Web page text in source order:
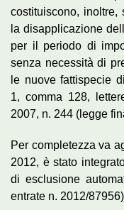
costituiscono, inoltre,
la disapplicazione
per il periodo di
senza necessità di
le nuove fattispecie
1, comma 128,
2007, n. 244 (legge
Per completezza va
2012, è stato
di esclusione
entrate n. 2012/